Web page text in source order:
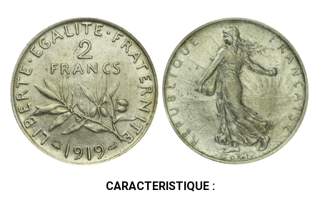
CARACTERISTIQUE :